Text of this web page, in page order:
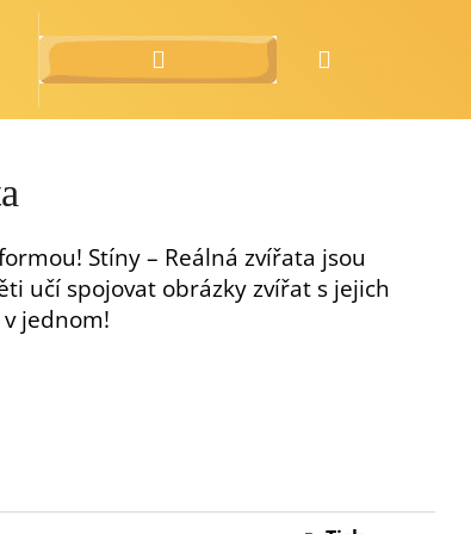
Hledat Přihlášení
Stíny – Reálná zvířata jsou
učí spojovat obrázky zvířat s jejich
jednom!